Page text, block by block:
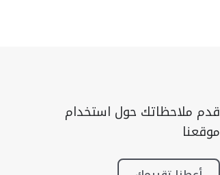
قدم ملاحظاتك حول استخدام
موقعنا